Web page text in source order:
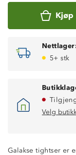
Kjøp
5+ stk
Velg
Galakse tightser er